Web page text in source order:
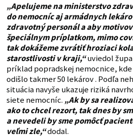
„Apelujeme na ministerstvo
do nemocníc aj armádnych
zdravotný personál a aby
špeciálnym príplatkom, mimo
tak dokážeme zvrátiť hroziaci
starostlivosti v kraji,“uviedol
príklad popradskej nemocnice,
odišlo takmer 50 lekárov . Podľa
situácia navyše ukazuje riziká
siete nemocníc. „Ak by sa
ako to chcel rezort, tak dnes by
a nevedeli by sme pomôcť
veľmi zle,“dodal.